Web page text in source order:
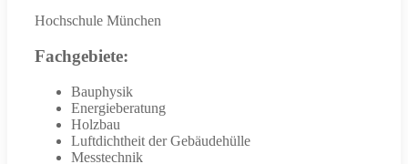
Hochschule München
Fachgebiete:
Bauphysik
Energieberatung
Holzbau
Luftdichtheit der Gebäudehülle
Messtechnik